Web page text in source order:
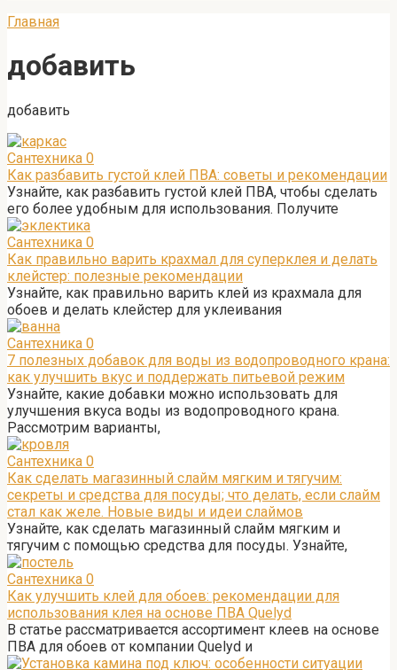
Главная
добавить
добавить
Сантехника 0
Как разбавить густой клей ПВА: советы и рекомендации
Узнайте, как разбавить густой клей ПВА, чтобы сделать
его более удобным для использования. Получите
Сантехника 0
Как правильно варить крахмал для суперклея и делать
клейстер: полезные рекомендации
Узнайте, как правильно варить клей из крахмала для
обоев и делать клейстер для уклеивания
Сантехника 0
7 полезных добавок для воды из водопроводного крана:
как улучшить вкус и поддержать питьевой режим
Узнайте, какие добавки можно использовать для
улучшения вкуса воды из водопроводного крана.
Рассмотрим варианты,
Сантехника 0
Как сделать магазинный слайм мягким и тягучим:
секреты и средства для посуды; что делать, если слайм
стал как желе. Новые виды и идеи слаймов
Узнайте, как сделать магазинный слайм мягким и
тягучим с помощью средства для посуды. Узнайте,
Сантехника 0
Как улучшить клей для обоев: рекомендации для
использования клея на основе ПВА Quelyd
В статье рассматривается ассортимент клеев на основе
ПВА для обоев от компании Quelyd и